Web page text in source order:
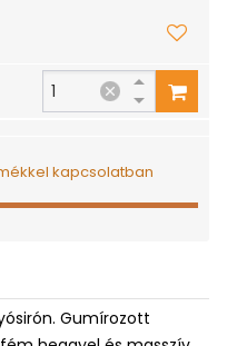
kapcsolatban
Gumírozott